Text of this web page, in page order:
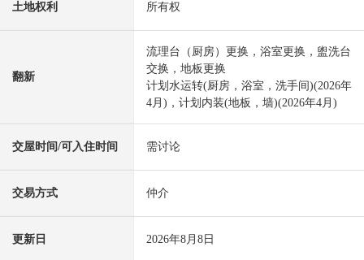
土地权利 所有权
翻新
流理台（厨房）更换，浴室更换，盥洗台
交换，地板更换
计划水运转(厨房，浴室，洗手间)(2026年
4月)，计划内装(地板，墙)(2026年4月)
交屋时间/可入住时间 需讨论
交易方式 仲介
更新日 2026年8月8日